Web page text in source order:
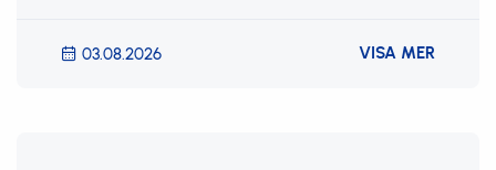
03.08.2026 VISA MER